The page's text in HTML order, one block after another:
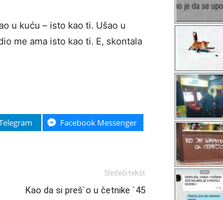
u kuću – isto kao ti. Ušao u
me ama isto kao ti. E, skontala
Facebook Messenger
Sledeći tekst
Kao da si preš`o u četnike `45